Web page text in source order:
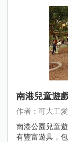
南港兒童遊
作者：可大王
南港公園兒童
有豐富遊具，